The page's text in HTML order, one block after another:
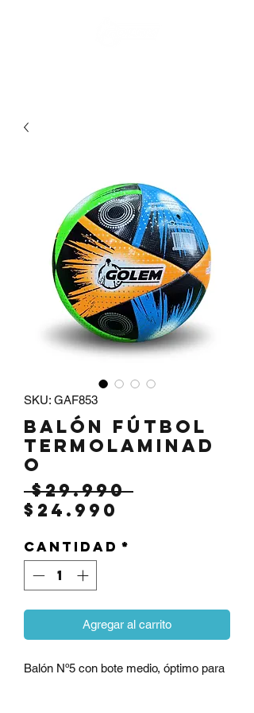
SKU: GAF853
Balón Fútbol
termolaminad
o
$29.990 Precio
$24.990
oferta
Cantidad *
Agregar al carrito
Balón Nº5 con bote medio, óptimo para